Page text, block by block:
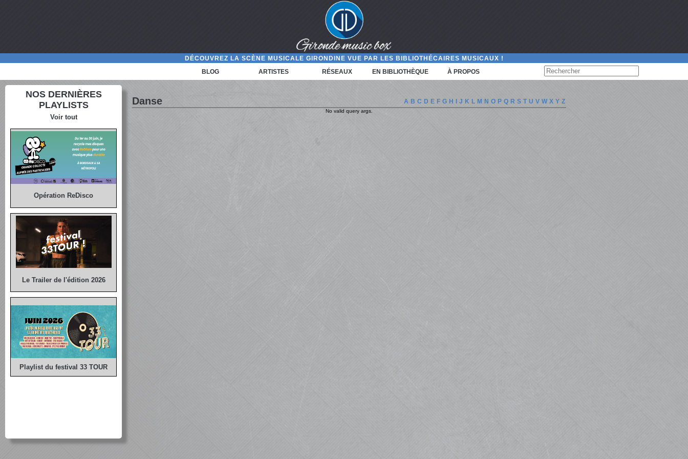
DÉCOUVREZ LA SCÈNE MUSICALE GIRONDINE VUE PAR LES BIBLIOTHÉCAIRES MUSICAUX !
BLOG
ARTISTES RÉSEAUX EN BIBLIOTHÈQUE À PROPOS
NOS DERNIÈRES
PLAYLISTS
Voir tout
Opération ReDisco
Le Trailer de l'édition 2026
Playlist du festival 33 TOUR
Danse A B C D E F G H I J K L M N O P Q R S T U V W X Y Z
No valid query args.